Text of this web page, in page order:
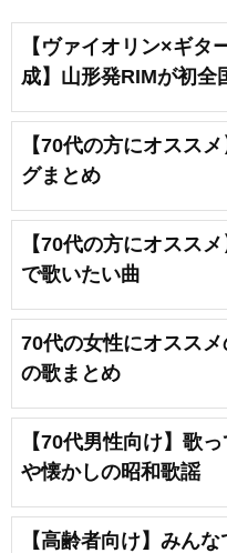
【ヴァイオリン×ギタ
成】山形発RIMが初全
【70代の方にオスス
グまとめ
【70代の方にオスス
で歌いたい曲
70代の女性にオスス
の歌まとめ
【70代男性向け】歌
や懐かしの昭和歌謡
【高齢者向け】みん